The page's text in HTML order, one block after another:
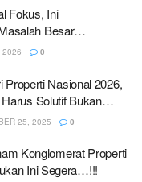
Fokus, Ini
Besar
2026 0
Properti Nasional 2026,
Solutif Bukan
25, 2025 0
Ini Segera…!!!